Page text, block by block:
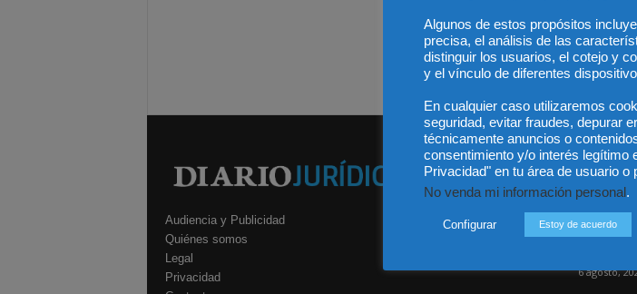
Audiencia y Publicidad
Quiénes somos
Legal
Privacidad
Incluso más noticias
Las
por una
6 agosto,
Algunos de estos propósitos
precisa, el análisis de las
distinguir los usuarios, el cotejo y
y el vínculo de diferentes
En cualquier caso utilizaremos
seguridad, evitar fraudes, depurar
técnicamente anuncios o
consentimiento y/o interés legítimo
Privacidad" en tu área de usuario o
No venda mi información personal.
Configurar Estoy de acuerdo